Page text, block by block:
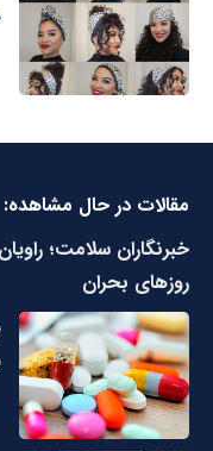
مقالات در حال مشاهده:
خبرنگاران سلامت؛
روزهای بحران